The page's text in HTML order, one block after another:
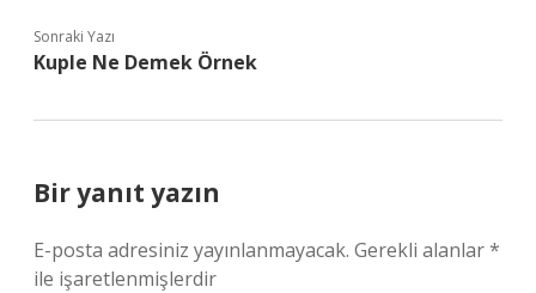
Sonraki Yazı
Kuple Ne Demek Örnek
Bir yanıt yazın
E-posta adresiniz yayınlanmayacak. Gerekli alanlar*
ile işaretlenmişlerdir